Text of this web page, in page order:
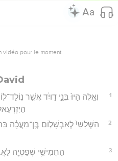
pour le moment.
1
וְאֵ֤לֶּה הָיוּ֙ בְּנֵ֣י דָויִ֔ד אֲשֶׁ֥ר
2
הַשְּׁלִשִׁי֙ לְאַבְשָׁל֣וֹם בֶּֽן־מַעֲכָ֔ה
3 הַחֲמִישִׁ֥י שְׁפַטְיָ֖ה